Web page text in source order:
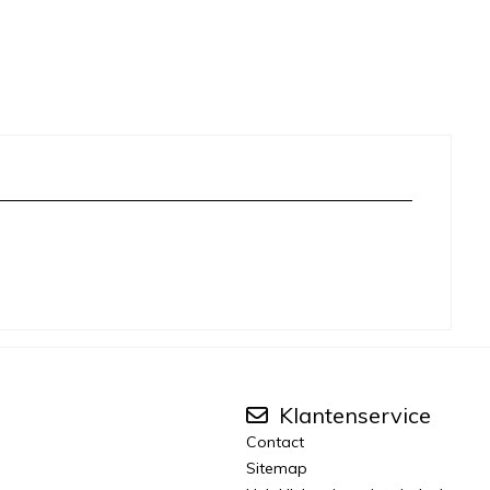
Klantenservice
Contact
Sitemap